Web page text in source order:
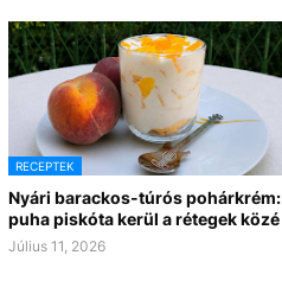
RECEPTEK
Nyári barackos-túrós pohárkrém:
puha piskóta kerül a rétegek közé
Július 11, 2026